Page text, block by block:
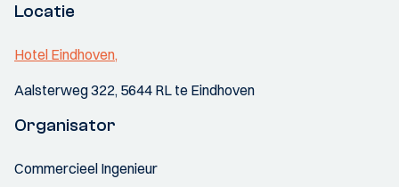
Locatie
Hotel Eindhoven,
Aalsterweg 322, 5644 RL te Eindhoven
Organisator
Commercieel Ingenieur